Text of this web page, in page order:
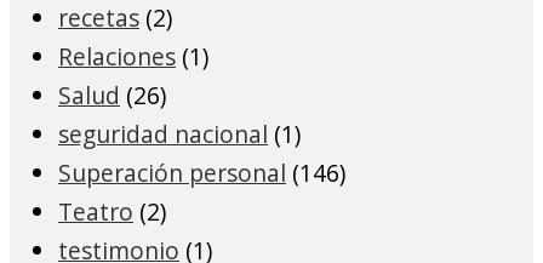
recetas (2)
Relaciones (1)
Salud (26)
seguridad nacional (1)
Superación personal (146)
Teatro (2)
testimonio (1)